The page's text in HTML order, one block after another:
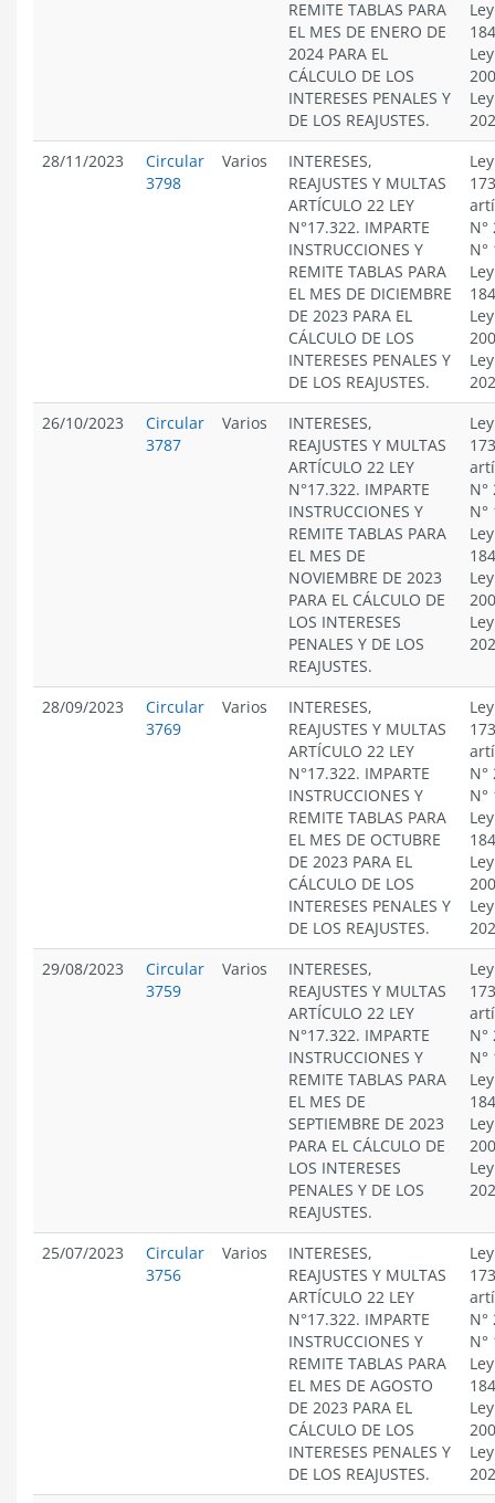
REMITE TABLAS PARA
EL MES DE ENERO DE
2024 PARA EL
CÁLCULO DE LOS
INTERESES PENALES Y
DE LOS REAJUSTES.
28/11/2023
Circular
3798
Varios
INTERESES,
REAJUSTES Y MULTAS
ARTÍCULO 22 LEY
N°17.322. IMPARTE
INSTRUCCIONES Y
REMITE TABLAS PARA
EL MES DE DICIEMBRE
DE 2023 PARA EL
CÁLCULO DE LOS
INTERESES PENALES Y
DE LOS REAJUSTES.
N°
N°
26/10/2023
Circular
3787
Varios
INTERESES,
REAJUSTES Y MULTAS
ARTÍCULO 22 LEY
N°17.322. IMPARTE
INSTRUCCIONES Y
REMITE TABLAS PARA
EL MES DE
NOVIEMBRE DE 2023
PARA EL CÁLCULO DE
LOS INTERESES
PENALES Y DE LOS
REAJUSTES.
N°
N°
28/09/2023
Circular
3769
Varios
INTERESES,
REAJUSTES Y MULTAS
ARTÍCULO 22 LEY
N°17.322. IMPARTE
INSTRUCCIONES Y
REMITE TABLAS PARA
EL MES DE OCTUBRE
DE 2023 PARA EL
CÁLCULO DE LOS
INTERESES PENALES Y
DE LOS REAJUSTES.
N°
N°
29/08/2023
Circular
3759
Varios
INTERESES,
REAJUSTES Y MULTAS
ARTÍCULO 22 LEY
N°17.322. IMPARTE
INSTRUCCIONES Y
REMITE TABLAS PARA
EL MES DE
SEPTIEMBRE DE 2023
PARA EL CÁLCULO DE
LOS INTERESES
PENALES Y DE LOS
REAJUSTES.
N°
N°
25/07/2023
Circular
3756
Varios
INTERESES,
REAJUSTES Y MULTAS
ARTÍCULO 22 LEY
N°17.322. IMPARTE
INSTRUCCIONES Y
REMITE TABLAS PARA
EL MES DE AGOSTO
DE 2023 PARA EL
CÁLCULO DE LOS
INTERESES PENALES Y
DE LOS REAJUSTES.
N°
N°